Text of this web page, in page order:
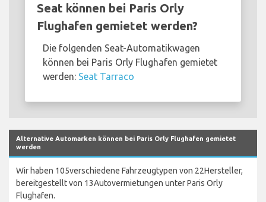
Seat können bei Paris Orly
Flughafen gemietet werden?
Die folgenden Seat-Automatikwagen
können bei Paris Orly Flughafen gemietet
werden: Seat Tarraco
Alternative Automarken können bei Paris Orly Flughafen gemietet
werden
Wir haben 105verschiedene Fahrzeugtypen von 22Hersteller,
bereitgestellt von 13Autovermietungen unter Paris Orly
Flughafen.